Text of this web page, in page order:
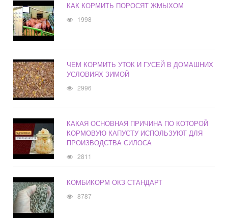
КАК КОРМИТЬ ПОРОСЯТ ЖМЫХОМ
1998
ЧЕМ КОРМИТЬ УТОК И ГУСЕЙ В ДОМАШНИХ
УСЛОВИЯХ ЗИМОЙ
2996
КАКАЯ ОСНОВНАЯ ПРИЧИНА ПО КОТОРОЙ
КОРМОВУЮ КАПУСТУ ИСПОЛЬЗУЮТ ДЛЯ
ПРОИЗВОДСТВА СИЛОСА
2811
КОМБИКОРМ ОКЗ СТАНДАРТ
8787